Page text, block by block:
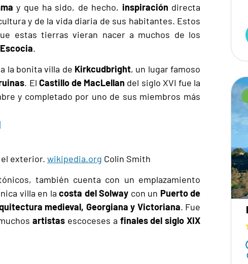
y que ha sido, de hecho, inspiración directa
y de la vida diaria de sus habitantes. Estos
estas tierras vieran nacer a muchos de los
.
la bonita villa de Kirkcudbright, un lugar famoso
. El Castillo de MacLellan del siglo XVI fue la
y completado por uno de sus miembros más
el exterior. wikipedia.org Colin Smith
también cuenta con un emplazamiento
villa en lacosta del Solway con un Puerto de
medieval, Georgiana y Victoriana. Fue
artistasescoceses a finales del siglo XIX